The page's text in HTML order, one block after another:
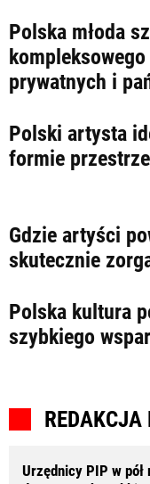
Zapamiętaj mnie
Zapomniałeś hasła? Kliknij
zaloguj się
MEDIA
ZDROWIE I
LIFESTYLE
Polska młoda
prywatnych i
Polski artysta
formie
Gdzie artyści
skutecznie
Polska kultura
szybkiego
REDAKCJA
Urzędnicy PIP w